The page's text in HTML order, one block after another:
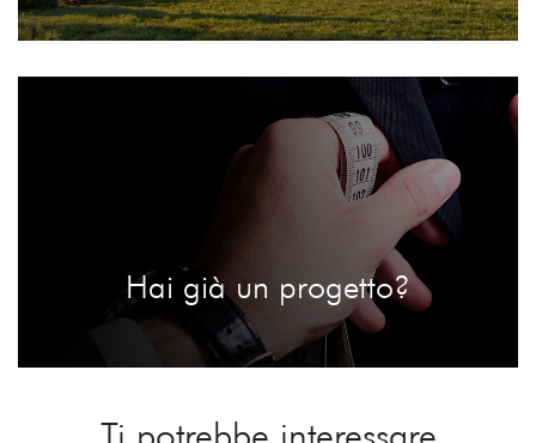
Hai già un progetto?
Ti potrebbe interessare